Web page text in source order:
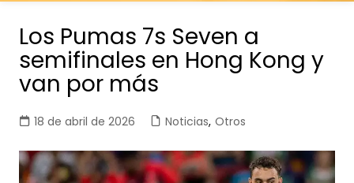
contenido
Los Pumas 7s Seven a
semifinales en Hong Kong y
van por más
18 de abril de 2026 Noticias, Otros